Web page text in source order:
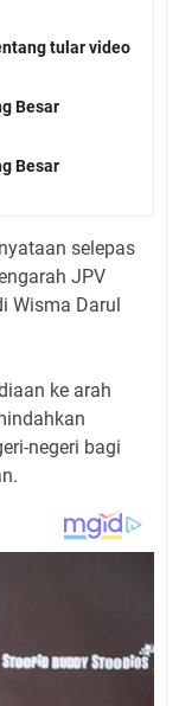
tular video
Besar
Besar
selepas
JPV
Wisma Darul
ke arah
negeri bagi